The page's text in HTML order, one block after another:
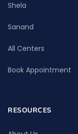
Shela
Sanand
All Centers
Book Appointment
RESOURCES